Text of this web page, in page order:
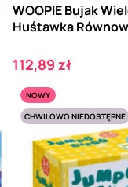
WOOPIE Bujak
Huśtawka
Cena
112,89 zł
NOWY
CHWILOWO NIEDOSTĘPNE